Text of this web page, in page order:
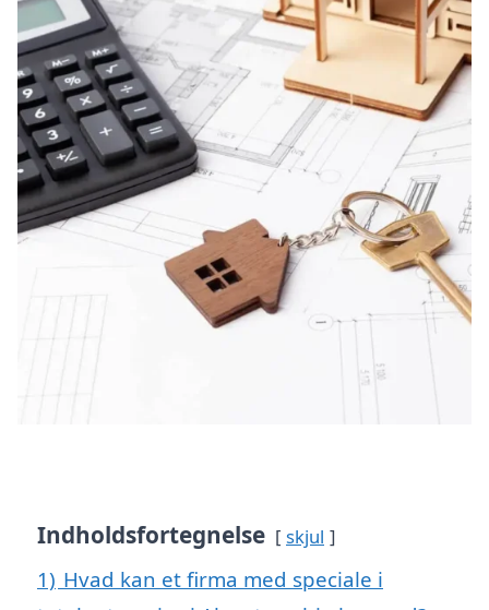
Indholdsfortegnelse skjul
1) Hvad kan et firma med speciale i